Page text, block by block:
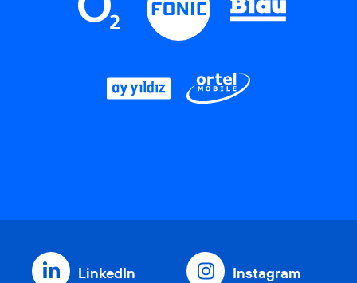
LinkedIn Instagram